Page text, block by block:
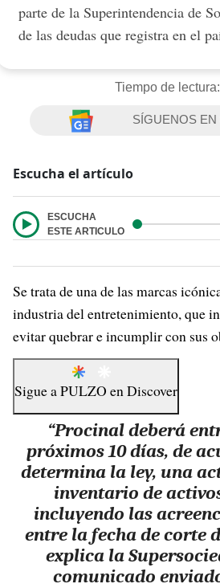
parte de la Superintendencia de
de las deudas que registra en el
Tiempo de lectura:
SÍGUENOS EN
Escucha el artículo
ESCUCHA
ESTE ARTICULO
Se trata de una de las marcas
industria del entretenimiento, que
evitar quebrar e incumplir con sus
Sigue aPULZO enDiscover
“Procinal deberá
próximos 10 días, de
determina la ley, una
inventario de
incluyendo las
entre la fecha de corte
explica la
comunicado